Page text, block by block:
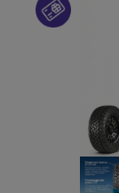
Кокшетау
Кызылорда